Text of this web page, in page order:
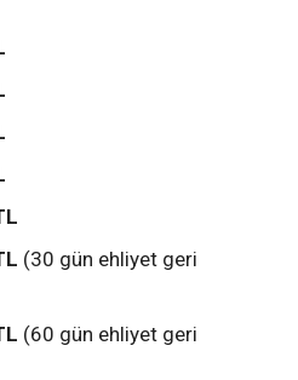
(30 gün ehliyet geri
(60 gün ehliyet geri